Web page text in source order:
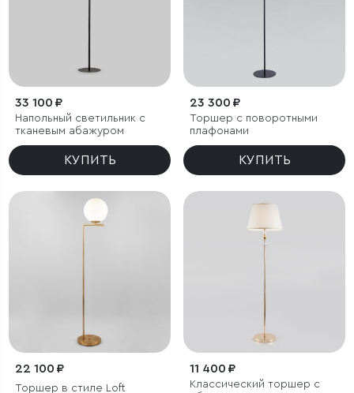
33 100 ₽
Напольный светильник с
тканевым абажуром
КУПИТЬ
23 300 ₽
Торшер с поворотными
плафонами
КУПИТЬ
22 100 ₽
Торшер в стиле Loft
11 400 ₽
Классический торшер с